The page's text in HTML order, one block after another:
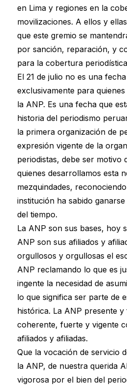
en Lima y regiones en la
movilizaciones. A ellos y
que este gremio se
por sanción, reparación, y
para la cobertura
El 21 de julio no es una
exclusivamente para
la ANP. Es una fecha que
historia del periodismo
la primera organización de
expresión vigente de la
periodistas, debe ser motivo
quienes desarrollamos esta
mezquindades,
institución ha sabido
del tiempo.
La ANP son sus bases, hoy
ANP son sus afiliados y
orgullosos y orgullosas el
ANP reclamando lo que es
ingente la necesidad de
lo que significa ser parte de
histórica. La ANP presente
coherente, fuerte y vigente
afiliados y afiliadas.
Que la vocación de servicio
la ANP, de nuestra querida
vigorosa por el bien del